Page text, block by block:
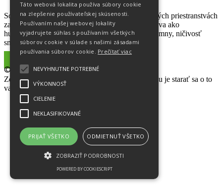
So zvyšujúcou sa teplotou prostredia sa na verejných priestranstvách
začínajú objavovať elementy, ktoré pôsobia doslova ako
humanoidné repelenty. Rozptyl ich pachu je extrémny, ničivosť
smrtiaca. Dostaňte potenie pod kontrolu skôr,
© Váš Lekárnik
Zdravie je najväčším darom života, našou prioritou je starať sa o to
vaše.
Táto webová lokalita používa súbory cookie
na zlepšenie používateľskej skúsenosti.
Používaním našej webovej lokality
vyjadrujete súhlas s používaním všetkých
súborov cookie v súlade s našimi zásadami
používania súborov cookie. Prečítať viac
NEVYHNUTNE POTREBNÉ
VÝKONNOSŤ
CIELENIE
NEKLASIFIKOVANÉ
PRIJAŤ VŠETKO ODMIETNUŤ VŠETKO
ZOBRAZIŤ PODROBNOSTI
POWERED BY COOKIESCRIPT